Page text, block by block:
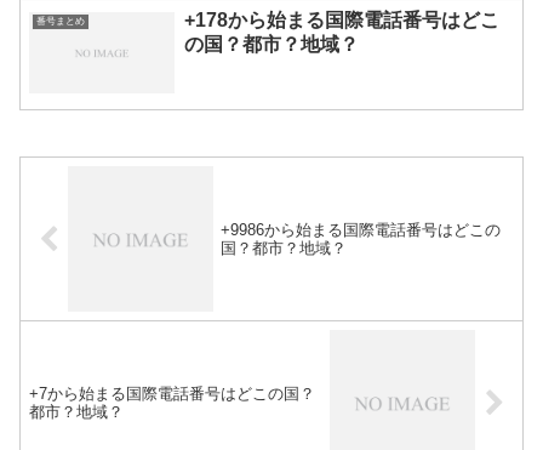
番号まとめ
+178から始まる国際電話番号はどこ
の国？都市？地域？
+9986から始まる国際電話番号はどこの
国？都市？地域？
+7から始まる国際電話番号はどこの国？
都市？地域？